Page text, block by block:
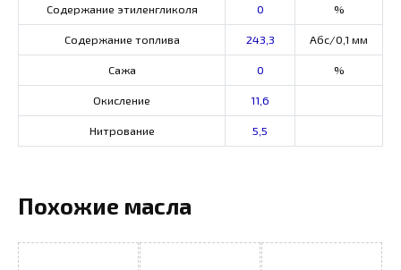
Содержание этиленгликоля 0 %
Содержание топлива 243,3 Абс/0,1 мм
Сажа 0 %
Окисление 11,6
Нитрование 5,5
Похожие масла